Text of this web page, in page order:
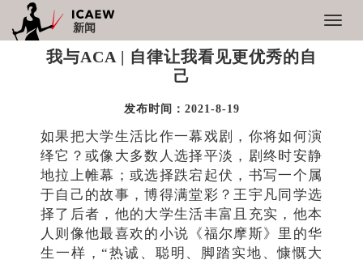
新闻
我与ACA | 自律让我看见更优秀的自
己
发布时间：2021-8-19
如果把大学生活比作一幕戏剧，你将如何演
绎它？或像大多数人选择平淡，剧终时安静
地拉上帷幕；或选择跌宕起伏，书写一个属
于自己的故事，博得满堂彩？王宇凡同学选
择了后者，他的大学生活丰富且充实，他本
人则像他最喜欢的小说《福尔摩斯》里的华
生一样，“热诚、聪明、脚踏实地、慷慨大